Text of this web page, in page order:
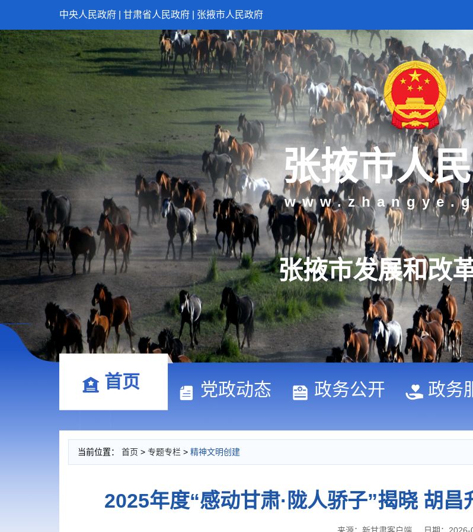
中央人民政府 甘肃省人民政府 张掖市人民政府
张掖市人
张掖市发展和改
首页 党政动态 政务公开 政务
当前位置： 首页 > 专题专栏 > 精神文明创建
2025年度“感动甘肃·陇人骄子”揭晓 胡